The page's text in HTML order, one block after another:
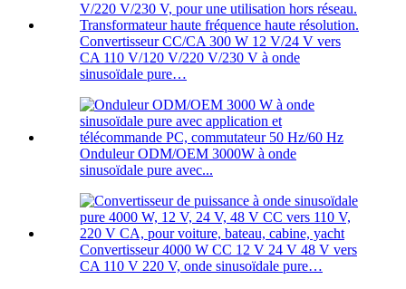
Convertisseur CC/CA 300 W 12 V/24 V vers
CA 110 V/120 V/220 V/230 V à onde
sinusoïdale pure…
Onduleur ODM/OEM 3000W à onde
sinusoïdale pure avec...
Convertisseur 4000 W CC 12 V 24 V 48 V vers
CA 110 V 220 V, onde sinusoïdale pure…